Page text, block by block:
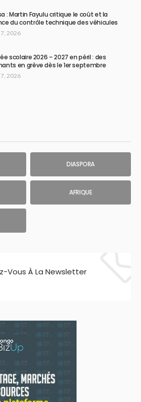
: Martin Fayulu critique le coût et la
du contrôle technique des véhicules
2026
scolaire 2026 – 2027 en péril : des
en grève dès le 1er septembre
2026
DIASPORA
AFRIQUE
Vous À La Newsletter